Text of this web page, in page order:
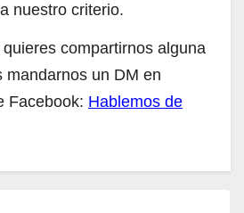
nuestro criterio.
compartirnos alguna
mandarnos un DM en
Facebook: Hablemos de